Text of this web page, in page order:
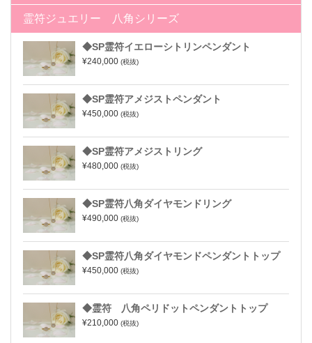
霊符ジュエリー 八角シリーズ
◆SP霊符イエローシトリンペンダント
¥240,000 (税抜)
◆SP霊符アメジストペンダント
¥450,000 (税抜)
◆SP霊符アメジストリング
¥480,000 (税抜)
◆SP霊符八角ダイヤモンドリング
¥490,000 (税抜)
◆SP霊符八角ダイヤモンドペンダントトップ
¥450,000 (税抜)
◆霊符 八角ペリドットペンダントトップ
¥210,000 (税抜)